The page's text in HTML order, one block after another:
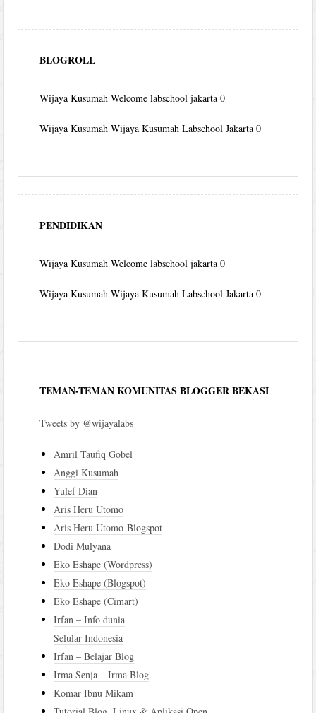
BLOGROLL
Wijaya Kusumah Welcome labschool jakarta 0
Wijaya Kusumah Wijaya Kusumah Labschool Jakarta 0
PENDIDIKAN
Wijaya Kusumah Welcome labschool jakarta 0
Wijaya Kusumah Wijaya Kusumah Labschool Jakarta 0
TEMAN-TEMAN KOMUNITAS BLOGGER BEKASI
Tweets by @wijayalabs
Amril Taufiq Gobel
Anggi Kusumah
Yulef Dian
Aris Heru Utomo
Aris Heru Utomo-Blogspot
Dodi Mulyana
Eko Eshape (Wordpress)
Eko Eshape (Blogspot)
Eko Eshape (Cimart)
Irfan – Info dunia
Selular Indonesia
Irfan – Belajar Blog
Irma Senja – Irma Blog
Komar Ibnu Mikam